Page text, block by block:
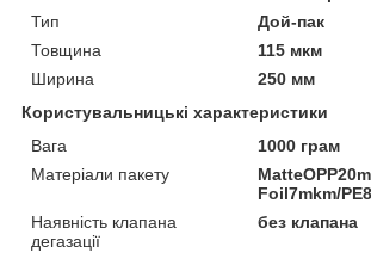
Тип
Дой-пак
Товщина
115 мкм
Ширина
250 мм
Користувальницькі характеристики
Вага
1000 грам
Матеріали пакету
Foil7mkm/
Наявність клапана
дегазації
без клапана